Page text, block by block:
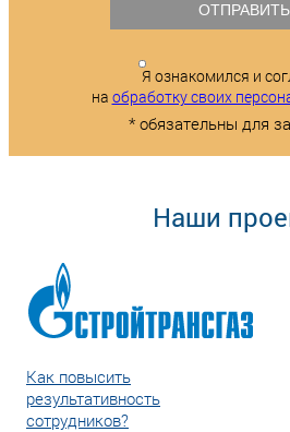
ОТПРАВИТЬ
Я ознакомился и
на обработку своих
* обязательны для
Наши
Как повысить
результативность
сотрудников?